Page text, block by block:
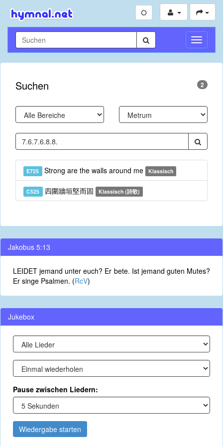
Suchen 2
E725 Strong are the walls around me Klassisch
C525 四圍牆垣堅而固 Klassisch (詩歌)
Jakobus 5:13
LEIDET jemand unter euch? Er bete. Ist jemand guten Mutes?
Er singe Psalmen. (RcV)
Jukebox
Pause zwischen Liedern:
Wiedergabe starten